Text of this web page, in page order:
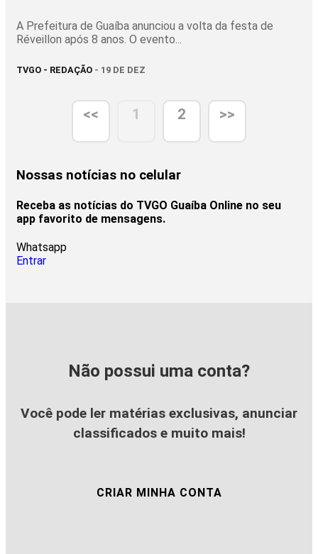
A Prefeitura de Guaíba anunciou a volta da festa de
Réveillon após 8 anos. O evento...
TVGO - REDAÇÃO - 19 DE DEZ
<< 1 2 >>
Nossas notícias no celular
Receba as notícias do TVGO Guaíba Online no seu
app favorito de mensagens.
Whatsapp
Entrar
Não possui uma conta?
Você pode ler matérias exclusivas, anunciar
classificados e muito mais!
CRIAR MINHA CONTA